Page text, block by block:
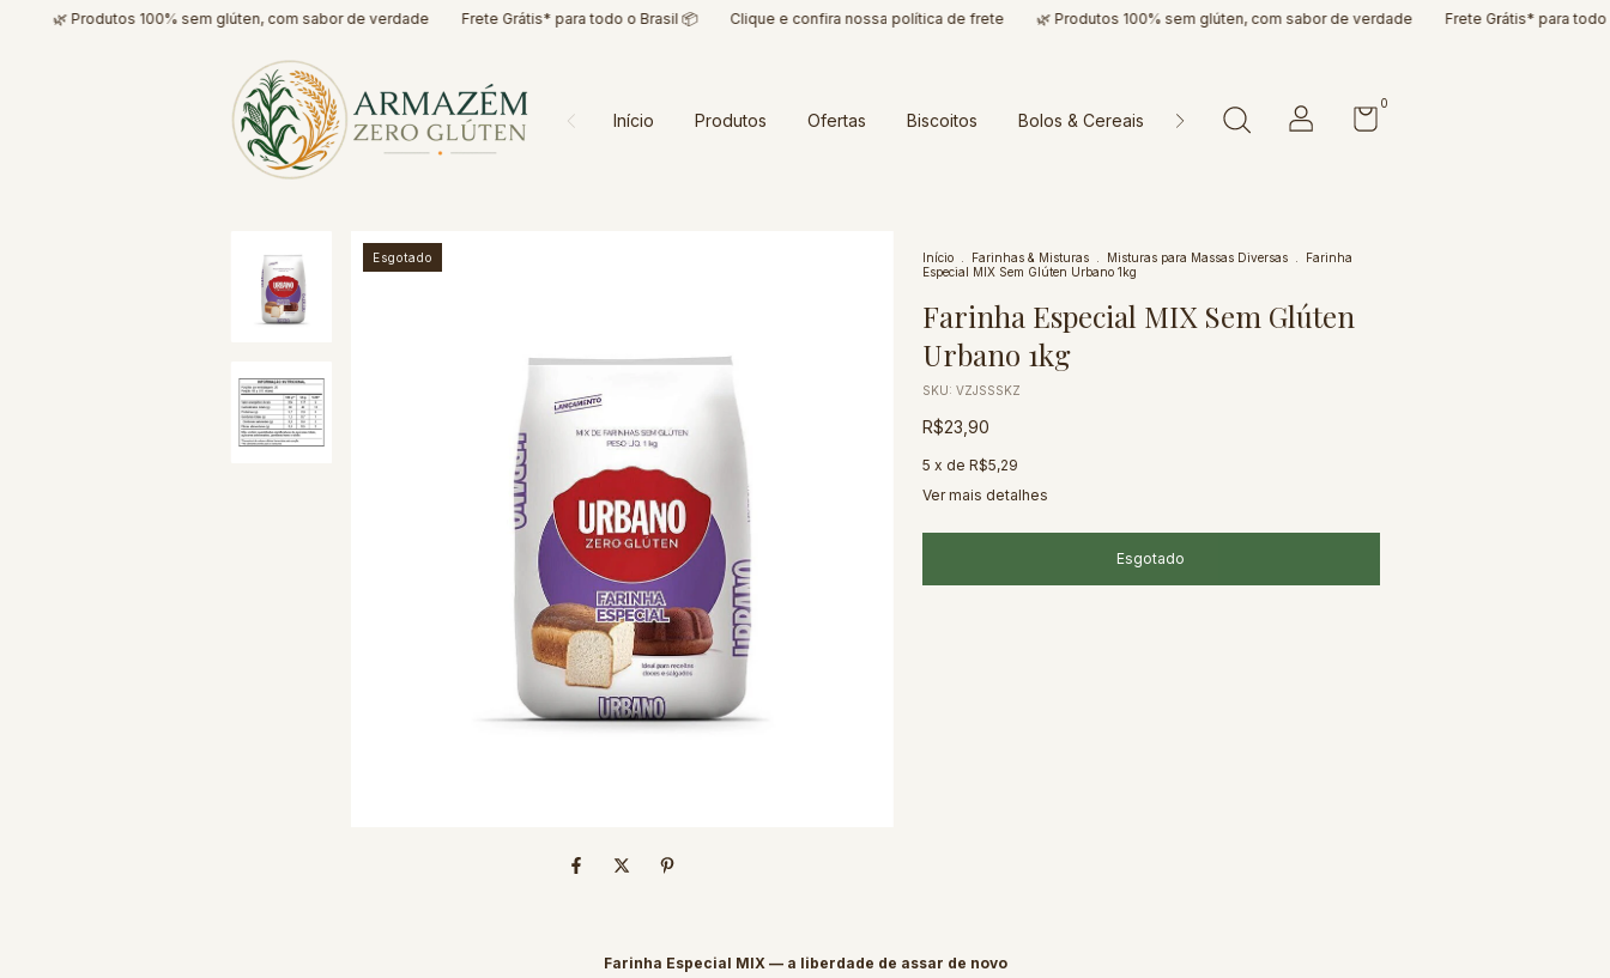
🌿 Produtos 100% sem glúten, com sabor de verdade Frete Grátis* para todo o Brasil 📦 Clique e confira nossa política de frete 🌿 Produtos 100% sem glúten, com sabor de verdade Frete Grátis* para todo o
Início Produtos Ofertas Biscoitos Bolos & Cereais Doces & Cia Farinhas & Misturas
0
Esgotado Início Farinhas & Misturas Misturas para Massas Diversas
Farinha
Especial MIX Sem Glúten Urbano 1kg
Farinha Especial MIX Sem Glúten
Urbano 1kg
SKU: VZJSSSKZ
R$23,90
5 x de R$5,29
Ver mais detalhes
Farinha Especial MIX — a liberdade de assar de novo